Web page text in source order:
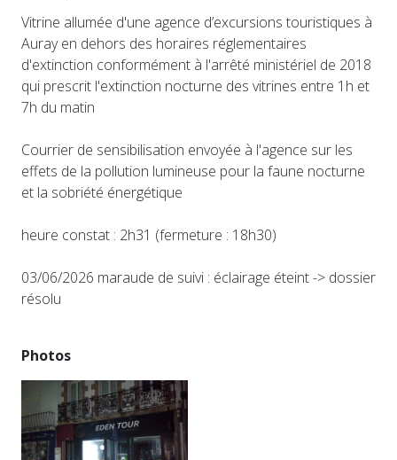
Vitrine allumée d'une agence d’excursions touristiques à
Auray en dehors des horaires réglementaires
d'extinction conformément à l'arrêté ministériel de 2018
qui prescrit l'extinction nocturne des vitrines entre 1h et
7h du matin
Courrier de sensibilisation envoyée à l'agence sur les
effets de la pollution lumineuse pour la faune nocturne
et la sobriété énergétique
heure constat : 2h31 (fermeture : 18h30)
03/06/2026 maraude de suivi : éclairage éteint -> dossier
résolu
Photos